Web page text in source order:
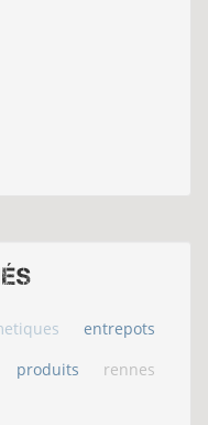
entrepots
produits
rennes